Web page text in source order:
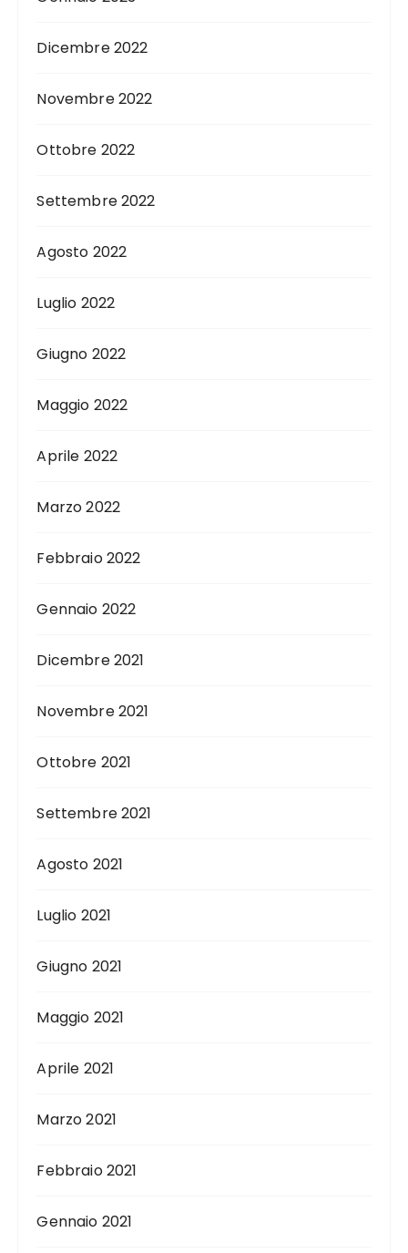
Dicembre 2022
Novembre 2022
Ottobre 2022
Settembre 2022
Agosto 2022
Luglio 2022
Giugno 2022
Maggio 2022
Aprile 2022
Marzo 2022
Febbraio 2022
Gennaio 2022
Dicembre 2021
Novembre 2021
Ottobre 2021
Settembre 2021
Agosto 2021
Luglio 2021
Giugno 2021
Maggio 2021
Aprile 2021
Marzo 2021
Febbraio 2021
Gennaio 2021